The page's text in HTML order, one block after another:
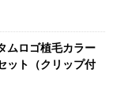
ムロゴ植毛カラー
ット（クリップ付